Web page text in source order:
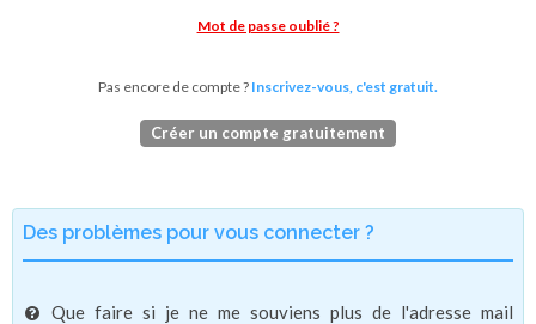
Mot de passe oublié ?
Pas encore de compte ? Inscrivez-vous, c'est gratuit.
Créer un compte gratuitement
Des problèmes pour vous connecter ?
Que faire si je ne me souviens plus de l'adresse mail